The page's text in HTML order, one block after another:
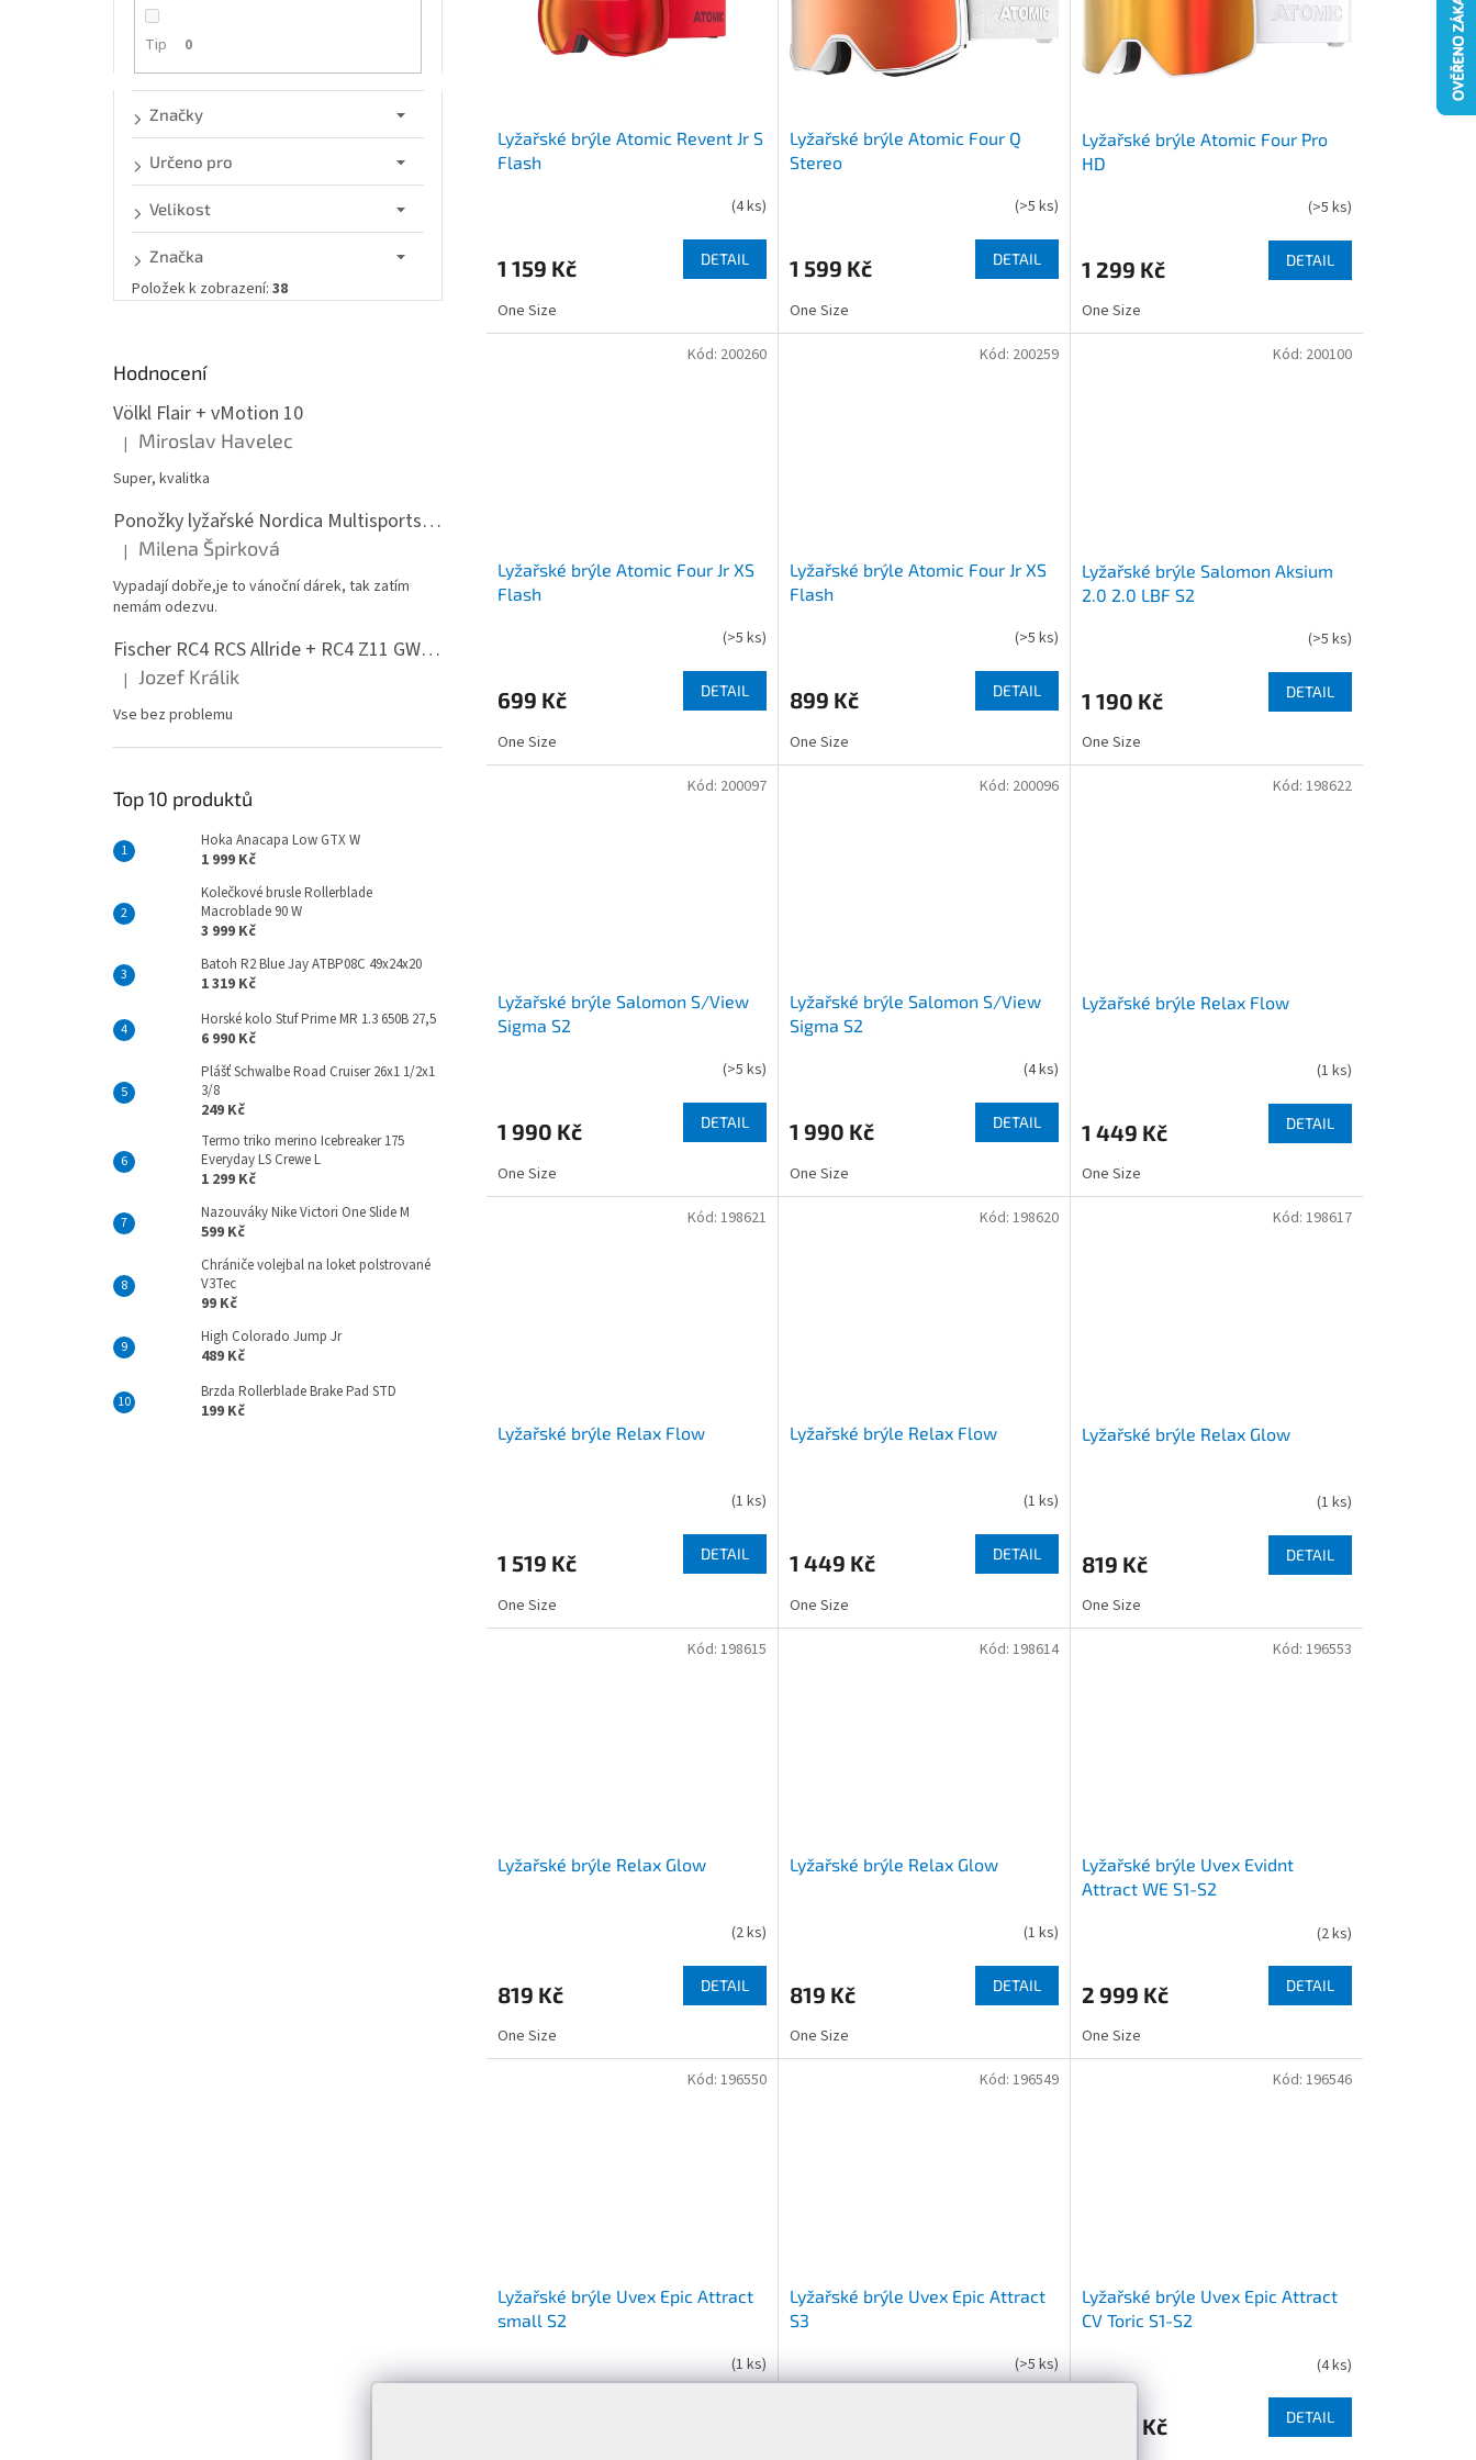
Tip 0
Značky
Určeno pro
Velikost
Značka
Položek k zobrazení: 38
Hodnocení
Völkl Flair + vMotion 10
Hodnocení produktu je 5 z 5 hvězdiček.
| Miroslav Havelec
Super, kvalitka
Ponožky lyžařské Nordica Multisports Winter dvojbalení
Hodnocení produktu je 5 z 5 hvězdiček.
| Milena Špirková
Vypadají dobře,je to vánoční dárek, tak zatím
nemám odezvu.
Fischer RC4 RCS Allride + RC4 Z11 GW PR
Hodnocení produktu je 5 z 5 hvězdiček.
| Jozef Králik
Vse bez problemu
Top 10 produktů
Hoka Anacapa Low GTX W
1 999 Kč
Kolečkové brusle Rollerblade
Macroblade 90 W
3 999 Kč
Batoh R2 Blue Jay ATBP08C 49x24x20
1 319 Kč
Horské kolo Stuf Prime MR 1.3 650B 27,5
6 990 Kč
Plášť Schwalbe Road Cruiser 26x1 1/2x1
3/8
249 Kč
Termo triko merino Icebreaker 175
Everyday LS Crewe L
1 299 Kč
Nazouváky Nike Victori One Slide M
599 Kč
Chrániče volejbal na loket polstrované
V3Tec
99 Kč
High Colorado Jump Jr
489 Kč
Brzda Rollerblade Brake Pad STD
199 Kč
Lyžařské brýle Atomic Revent Jr S
Flash
(4 ks)
1 159 Kč DETAIL
One Size
Lyžařské brýle Atomic Four Q
Stereo
(>5 ks)
1 599 Kč DETAIL
One Size
Lyžařské brýle Atomic Four Pro
HD
(>5 ks)
1 299 Kč DETAIL
One Size
Lyžařské brýle Atomic Four Jr XS
Flash
(>5 ks)
699 Kč DETAIL
One Size
Kód: 200260
Lyžařské brýle Atomic Four Jr XS
Flash
(>5 ks)
899 Kč DETAIL
One Size
Kód: 200259
Lyžařské brýle Salomon Aksium
2.0 2.0 LBF S2
(>5 ks)
1 190 Kč DETAIL
One Size
Kód: 200100
Lyžařské brýle Salomon S/View
Sigma S2
(>5 ks)
1 990 Kč DETAIL
One Size
Kód: 200097
Lyžařské brýle Salomon S/View
Sigma S2
(4 ks)
1 990 Kč DETAIL
One Size
Kód: 200096
Lyžařské brýle Relax Flow
(1 ks)
1 449 Kč DETAIL
One Size
Kód: 198622
Lyžařské brýle Relax Flow
(1 ks)
1 519 Kč DETAIL
One Size
Kód: 198621
Lyžařské brýle Relax Flow
(1 ks)
1 449 Kč DETAIL
One Size
Kód: 198620
Lyžařské brýle Relax Glow
(1 ks)
819 Kč DETAIL
One Size
Kód: 198617
Lyžařské brýle Relax Glow
(2 ks)
819 Kč DETAIL
One Size
Kód: 198615
Lyžařské brýle Relax Glow
(1 ks)
819 Kč DETAIL
One Size
Kód: 198614
Lyžařské brýle Uvex Evidnt
Attract WE S1-S2
(2 ks)
2 999 Kč DETAIL
One Size
Kód: 196553
Lyžařské brýle Uvex Epic Attract
small S2
(1 ks)
Kód: 196550
Lyžařské brýle Uvex Epic Attract
S3
(>5 ks)
Kód: 196549
Lyžařské brýle Uvex Epic Attract
CV Toric S1-S2
(4 ks)
3 299 Kč DETAIL
Kód: 196546